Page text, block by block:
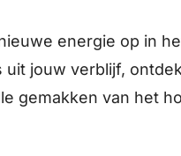
energie op in
uit jouw verblijf,
gemakken van het